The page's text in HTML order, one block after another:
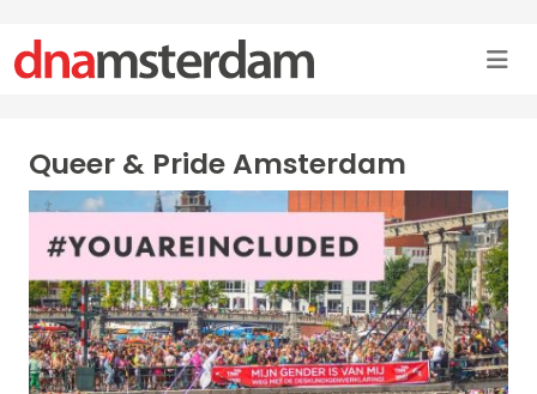
Queer & Pride Amsterdam